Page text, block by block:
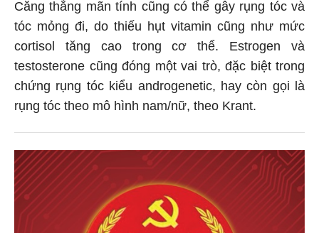
Căng thẳng mãn tính cũng có thể gây rụng tóc và
tóc mỏng đi, do thiếu hụt vitamin cũng như mức
cortisol tăng cao trong cơ thể. Estrogen và
testosterone cũng đóng một vai trò, đặc biệt trong
chứng rụng tóc kiểu androgenetic, hay còn gọi là
rụng tóc theo mô hình nam/nữ, theo Krant.